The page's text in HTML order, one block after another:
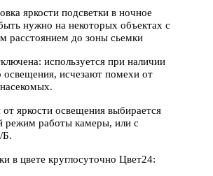
яркости подсветки в ночное
нужно на некоторых объектах с
расстоянием до зоны сьемки
используется при наличии
освещения, исчезают помехи от
яркости освещения выбирается
режим работы камеры, или с
Б.
в цвете круглосуточно Цвет24: